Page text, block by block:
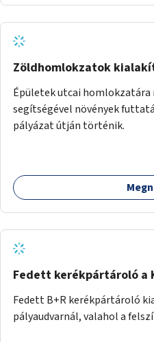
Zöldhomlokzatok
Épületek utcai homlokzatára
segítségével növények
pályázat útján történik.
Fedett kerékpártároló a
Fedett B+R kerékpártároló
pályaudvarnál, valahol a